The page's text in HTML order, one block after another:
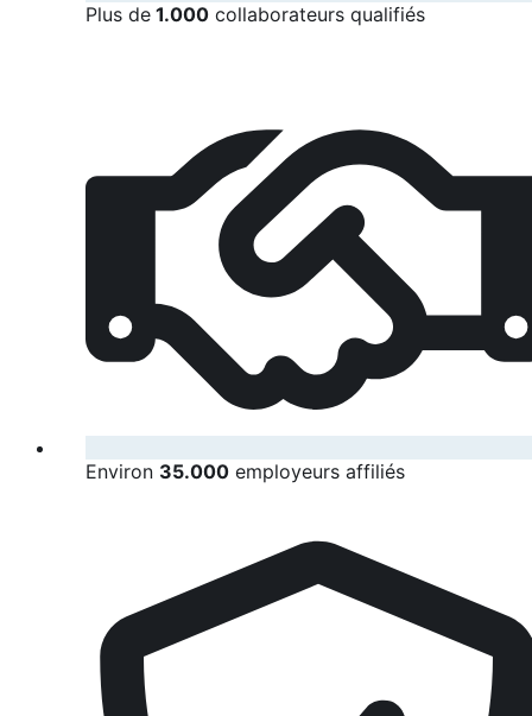
Plus de 1.000 collaborateurs qualifiés
Environ 35.000 employeurs affiliés